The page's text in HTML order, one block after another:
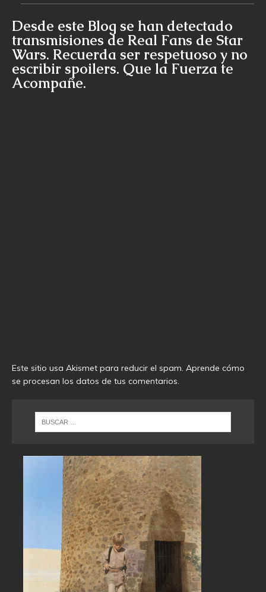
Desde este Blog se han detectado
transmisiones de Real Fans de Star
Wars. Recuerda ser respetuoso y no
escribir spoilers. Que la Fuerza te
Acompañe.
Este sitio usa Akismet para reducir el spam. Aprende cómo
se procesan los datos de tus comentarios.